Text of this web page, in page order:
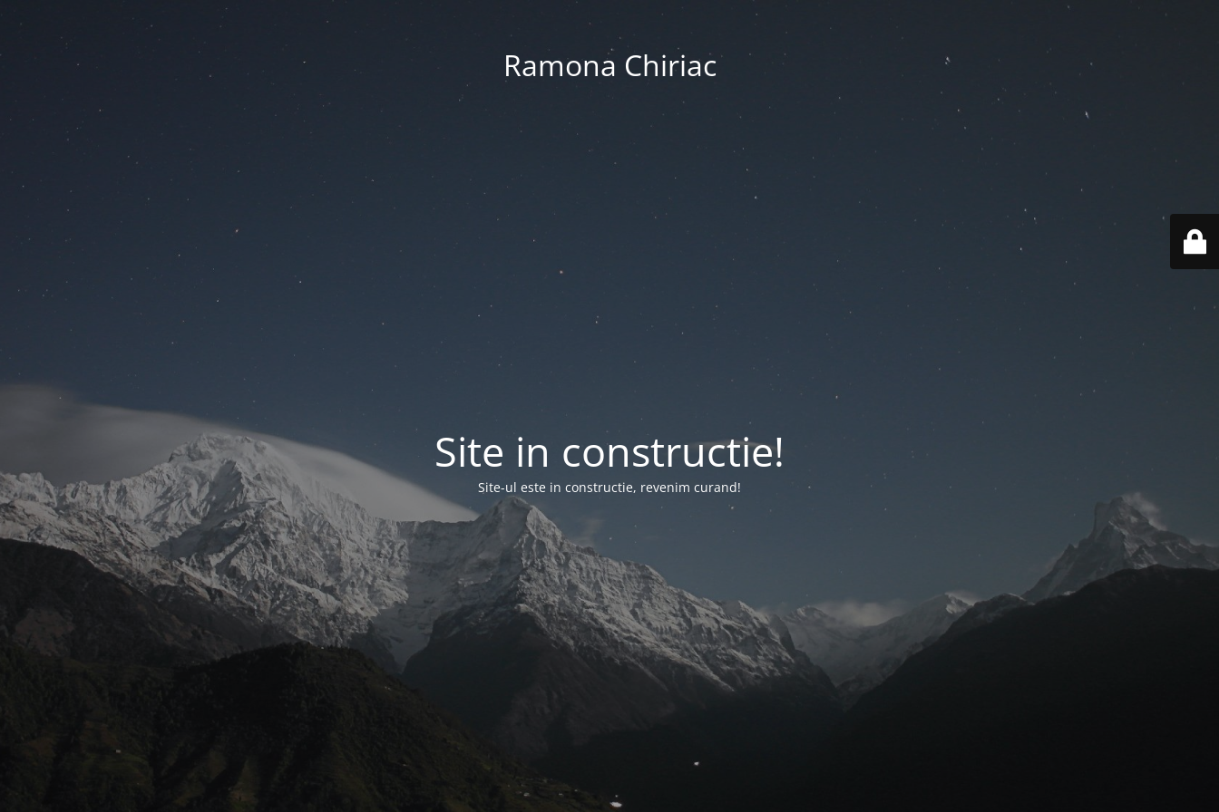
Ramona Chiriac
Site in constructie!
Site-ul este in constructie, revenim curand!